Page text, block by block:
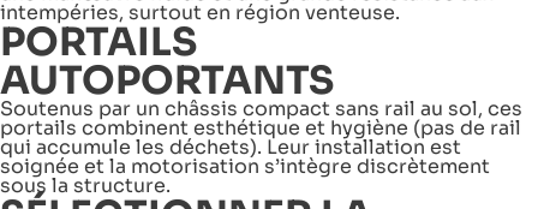
intempéries, surtout en région venteuse.
PORTAILS
AUTOPORTANTS
Soutenus par un châssis compact sans rail au sol, ces
portails combinent esthétique et hygiène (pas de rail
qui accumule les déchets). Leur installation est
soignée et la motorisation s’intègre discrètement
sous la structure.